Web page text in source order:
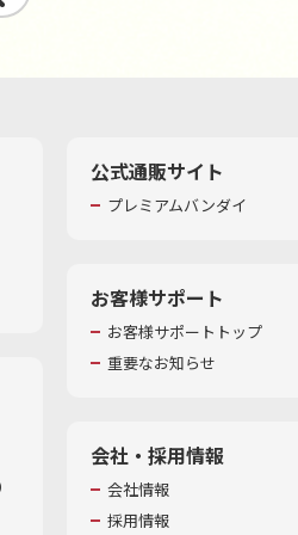
公式通販サイト
プレミアムバンダイ
お客様サポート
お客様サポートトップ
重要なお知らせ
会社・採用情報
会社情報
採用情報